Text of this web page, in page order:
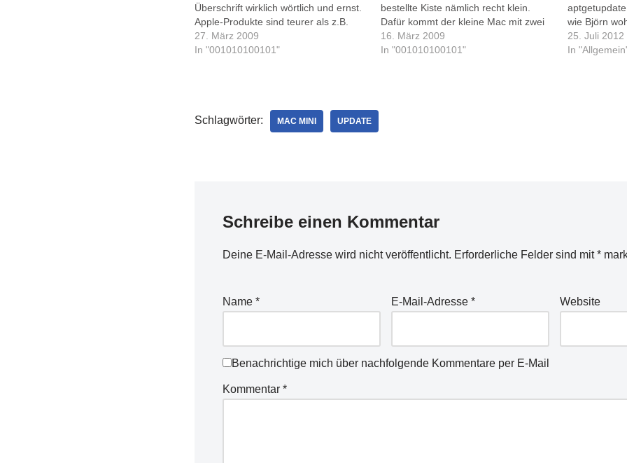
Überschrift wirklich wörtlich und ernst.
Apple-Produkte sind teurer als z.B.
Supermarkt-Notebooks. Betrachtet
man aber das ganze Paket inklusive
27. März 2009
In "001010100101"
bestellte Kiste nämlich recht klein.
Dafür kommt der kleine Mac mit zwei
Displays - für mehr Übersicht auf dem
richtigen und dem Rechner-
16. März 2009
In "001010100101"
wie Björn
warten… Mit
habe ich
25. Juli 2012
In
Schlagwörter: MAC MINI UPDATE
Schreibe einen Kommentar
Deine E-Mail-Adresse wird nicht veröffentlicht. Erforderliche Felder sind mit*
Name * E-Mail-Adresse * Website
Benachrichtige mich über nachfolgende Kommentare per E-Mail
Kommentar *